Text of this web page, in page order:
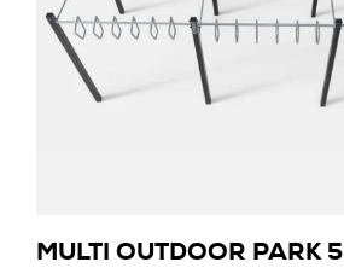
MULTI OUTDOOR PARK 5